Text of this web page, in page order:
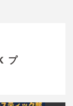
プ